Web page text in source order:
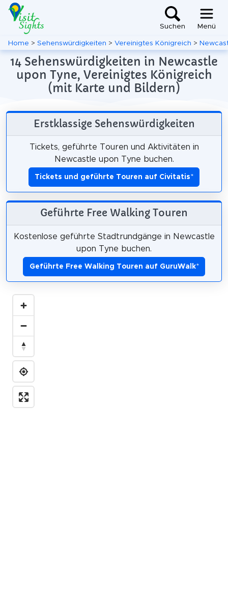
Suchen Menü
Home > Sehenswürdigkeiten > Vereinigtes Königreich >
14 Sehenswürdigkeiten in Newcastle
upon Tyne, Vereinigtes Königreich
(mit Karte und Bildern)
Erstklassige Sehenswürdigkeiten
Tickets, geführte Touren und Aktivitäten in
Newcastle upon Tyne buchen.
Tickets und geführte Touren auf Civitatis*
Geführte Free Walking Touren
Kostenlose geführte Stadtrundgänge in Newcastle
upon Tyne buchen.
Geführte Free Walking Touren auf GuruWalk*